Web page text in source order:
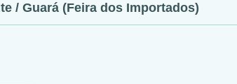
/ Guará (Feira dos Importados)